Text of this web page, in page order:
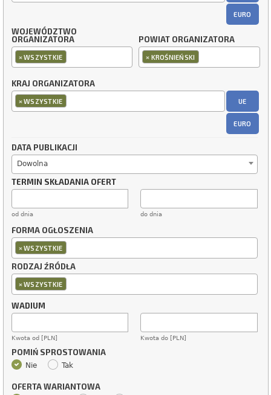
EURO
WOJEWÓDZTWO
ORGANIZATORA
×WSZYSTKIE
POWIAT ORGANIZATORA
× KROŚNIEŃSKI
KRAJ ORGANIZATORA
×WSZYSTKIE UE
EURO
DATA PUBLIKACJI
Dowolna
TERMIN SKŁADANIA OFERT
od dnia do dnia
FORMA OGŁOSZENIA
×WSZYSTKIE
RODZAJ ŹRÓDŁA
×WSZYSTKIE
WADIUM
Kwota od [PLN] Kwota do [PLN]
POMIŃ SPROSTOWANIA
Nie Tak
OFERTA WARIANTOWA